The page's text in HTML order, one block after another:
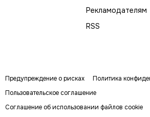
Рекламодателям
RSS
Предупреждение о рисках
Политика
Пользовательское соглашение
Соглашение об использовании файлов cookie